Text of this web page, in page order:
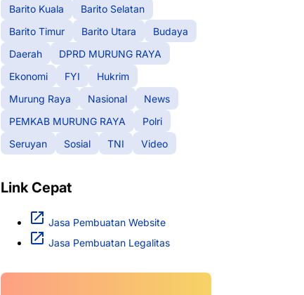
Barito Kuala
Barito Selatan
Barito Timur
Barito Utara
Budaya
Daerah
DPRD MURUNG RAYA
Ekonomi
FYI
Hukrim
Murung Raya
Nasional
News
PEMKAB MURUNG RAYA
Polri
Seruyan
Sosial TNI Video
Link Cepat
Jasa Pembuatan Website
Jasa Pembuatan Legalitas